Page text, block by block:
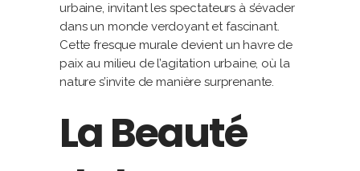
urbaine, invitant les spectateurs à s’évader
dans un monde verdoyant et fascinant.
Cette fresque murale devient un havre de
paix au milieu de l’agitation urbaine, où la
nature s’invite de manière surprenante.
La Beauté